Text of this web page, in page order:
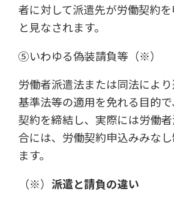
者に対して派遣先が労働契約
と見なされます。
⑤いわゆる偽装請負等（※）
労働者派遣法または同法によ
基準法等の適用を免れる目的
契約を締結し、実際には労働
合には、労働契約申込みみな
ます。
（※） 派遣と請負の違い